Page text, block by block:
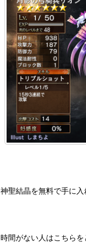
神聖結晶を無料で手に
時間がない人はこちら